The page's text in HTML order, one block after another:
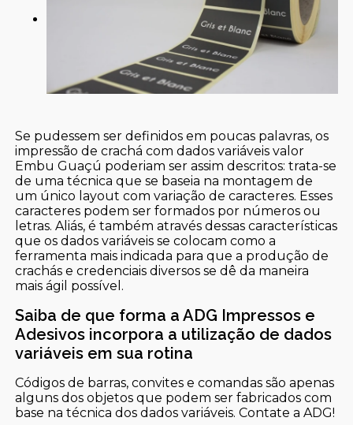
Se pudessem ser definidos em poucas palavras, os
impressão de crachá com dados variáveis valor
Embu Guaçú poderiam ser assim descritos: trata-se
de uma técnica que se baseia na montagem de
um único layout com variação de caracteres. Esses
caracteres podem ser formados por números ou
letras. Aliás, é também através dessas características
que os dados variáveis se colocam como a
ferramenta mais indicada para que a produção de
crachás e credenciais diversos se dê da maneira
mais ágil possível.
Saiba de que forma a ADG Impressos e
Adesivos incorpora a utilização de dados
variáveis em sua rotina
Códigos de barras, convites e comandas são apenas
alguns dos objetos que podem ser fabricados com
base na técnica dos dados variáveis. Contate a ADG!